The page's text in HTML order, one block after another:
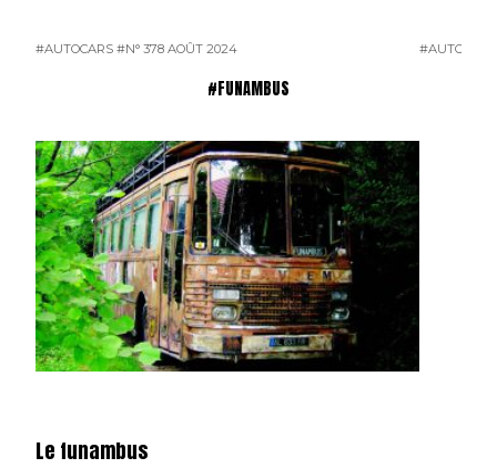
#AUTOCARS #N° 378 AOÛT 2024 #AUTOCARS
#FUNAMBUS
Le funambus